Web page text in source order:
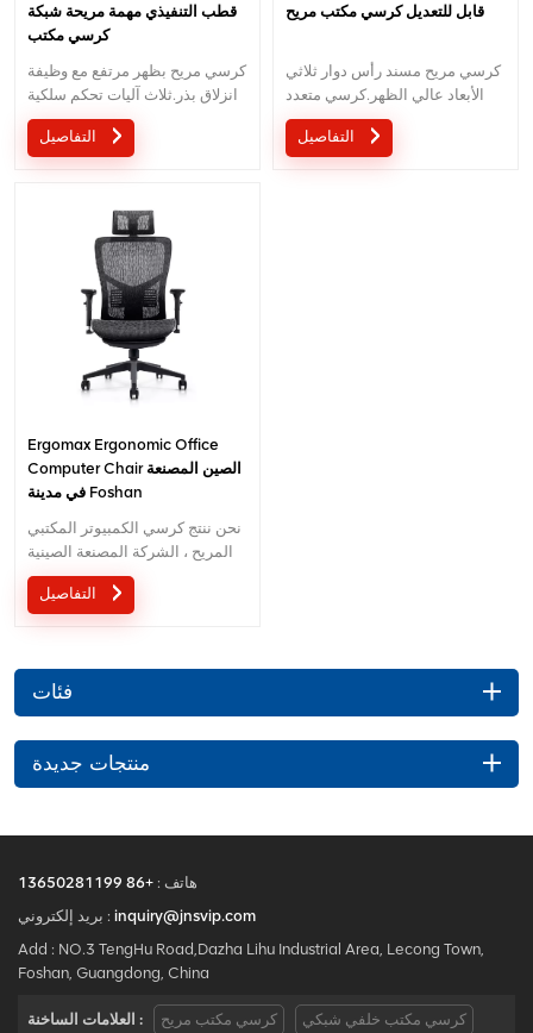
قطب التنفيذي مهمة مريحة شبكة
كرسي مكتب
كرسي مريح بظهر مرتفع مع وظيفة
انزلاق بذر.ثلاث آليات تحكم سلكية
قابل للتعديل كرسي مكتب مريح
كرسي مريح مسند رأس دوار ثلاثي
الأبعاد عالي الظهر.كرسي متعدد
الوظائف مع مسند رأس ثلاثي
Ergomax Ergonomic Office
Computer Chair الصين المصنعة
في مدينة Foshan
نحن ننتج كرسي الكمبيوتر المكتبي
المريح ، الشركة المصنعة الصينية
فئات
منتجات جديدة
هاتف : +86 13650281199
بريد إلكتروني : inquiry@jnsvip.com
Add : NO.3 TengHu Road,Dazha Lihu Industrial Area, Lecong Town,
Foshan, Guangdong, China
العلامات الساخنة : كرسي مكتب مريح كرسي مكتب خلفي شبكي